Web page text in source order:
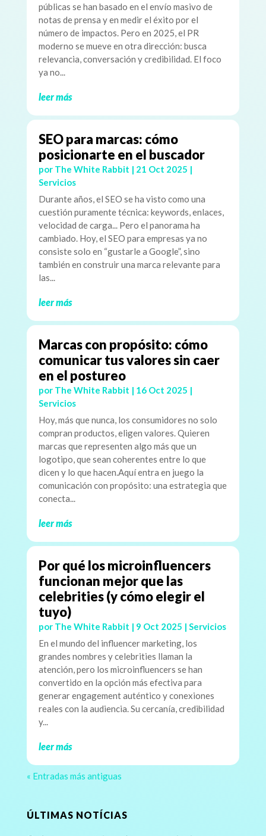
públicas se han basado en el envío masivo de
notas de prensa y en medir el éxito por el
número de impactos. Pero en 2025, el PR
moderno se mueve en otra dirección: busca
relevancia, conversación y credibilidad. El foco
ya no...
leer más
SEO para marcas: cómo
posicionarte en el buscador
por The White Rabbit | 21 Oct 2025 |
Servicios
Durante años, el SEO se ha visto como una
cuestión puramente técnica: keywords, enlaces,
velocidad de carga... Pero el panorama ha
cambiado. Hoy, el SEO para empresas ya no
consiste solo en “gustarle a Google”, sino
también en construir una marca relevante para
las...
leer más
Marcas con propósito: cómo
comunicar tus valores sin caer
en el postureo
por The White Rabbit | 16 Oct 2025 |
Servicios
Hoy, más que nunca, los consumidores no solo
compran productos, eligen valores. Quieren
marcas que representen algo más que un
logotipo, que sean coherentes entre lo que
dicen y lo que hacen.Aquí entra en juego la
comunicación con propósito: una estrategia que
conecta...
leer más
Por qué los microinfluencers
funcionan mejor que las
celebrities (y cómo elegir el
tuyo)
por The White Rabbit | 9 Oct 2025 | Servicios
En el mundo del influencer marketing, los
grandes nombres y celebrities llaman la
atención, pero los microinfluencers se han
convertido en la opción más efectiva para
generar engagement auténtico y conexiones
reales con la audiencia. Su cercanía, credibilidad
y...
leer más
« Entradas más antiguas
ÚLTIMAS NOTÍCIAS